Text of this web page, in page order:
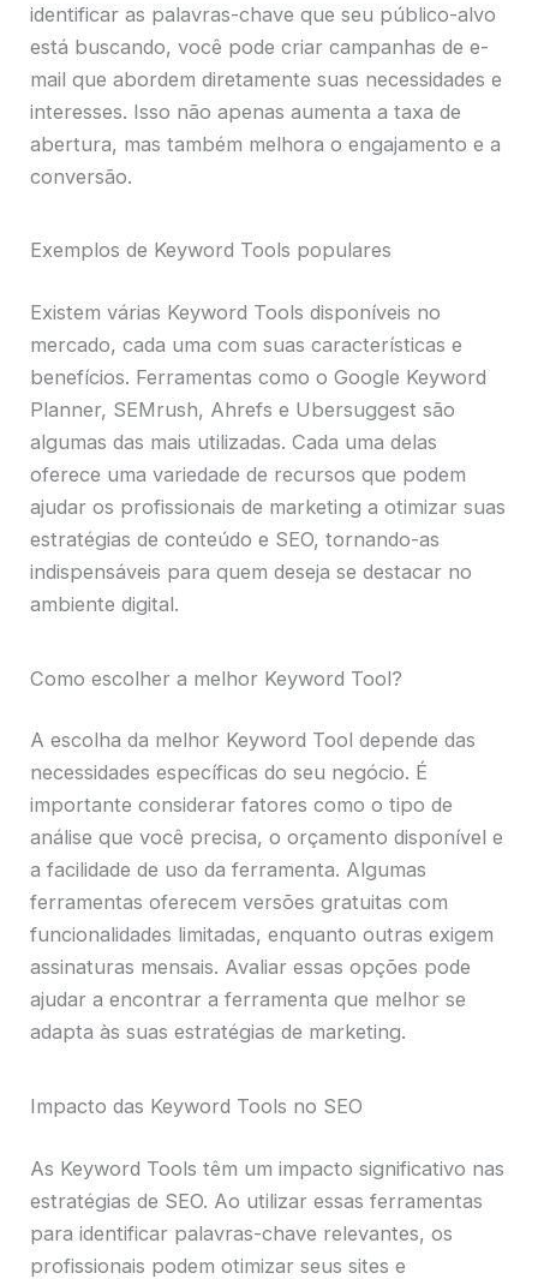
identificar as palavras-chave que seu público-alvo
está buscando, você pode criar campanhas de e-
mail que abordem diretamente suas necessidades e
interesses. Isso não apenas aumenta a taxa de
abertura, mas também melhora o engajamento e a
conversão.
Exemplos de Keyword Tools populares
Existem várias Keyword Tools disponíveis no
mercado, cada uma com suas características e
benefícios. Ferramentas como o Google Keyword
Planner, SEMrush, Ahrefs e Ubersuggest são
algumas das mais utilizadas. Cada uma delas
oferece uma variedade de recursos que podem
ajudar os profissionais de marketing a otimizar suas
estratégias de conteúdo e SEO, tornando-as
indispensáveis para quem deseja se destacar no
ambiente digital.
Como escolher a melhor Keyword Tool?
A escolha da melhor Keyword Tool depende das
necessidades específicas do seu negócio. É
importante considerar fatores como o tipo de
análise que você precisa, o orçamento disponível e
a facilidade de uso da ferramenta. Algumas
ferramentas oferecem versões gratuitas com
funcionalidades limitadas, enquanto outras exigem
assinaturas mensais. Avaliar essas opções pode
ajudar a encontrar a ferramenta que melhor se
adapta às suas estratégias de marketing.
Impacto das Keyword Tools no SEO
As Keyword Tools têm um impacto significativo nas
estratégias de SEO. Ao utilizar essas ferramentas
para identificar palavras-chave relevantes, os
profissionais podem otimizar seus sites e